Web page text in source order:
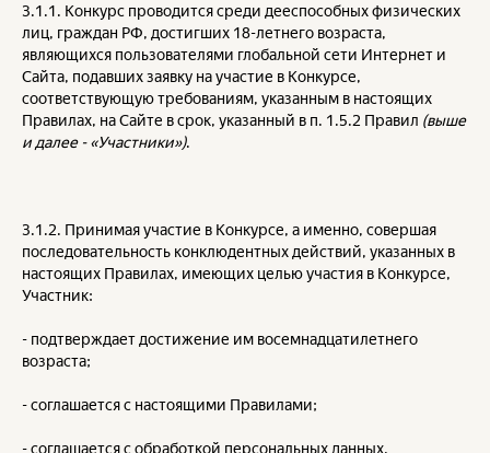
3.1.1. Конкурс проводится среди дееспособных физических
лиц, граждан РФ, достигших 18-летнего возраста,
являющихся пользователями глобальной сети Интернет и
Сайта, подавших заявку на участие в Конкурсе,
соответствующую требованиям, указанным в настоящих
Правилах, на Сайте в срок, указанный в п. 1.5.2 Правил (выше
и далее - «Участники»).
3.1.2. Принимая участие в Конкурсе, а именно, совершая
последовательность конклюдентных действий, указанных в
настоящих Правилах, имеющих целью участия в Конкурсе,
Участник:
- подтверждает достижение им восемнадцатилетнего
возраста;
- соглашается с настоящими Правилами;
- соглашается с обработкой персональных данных,